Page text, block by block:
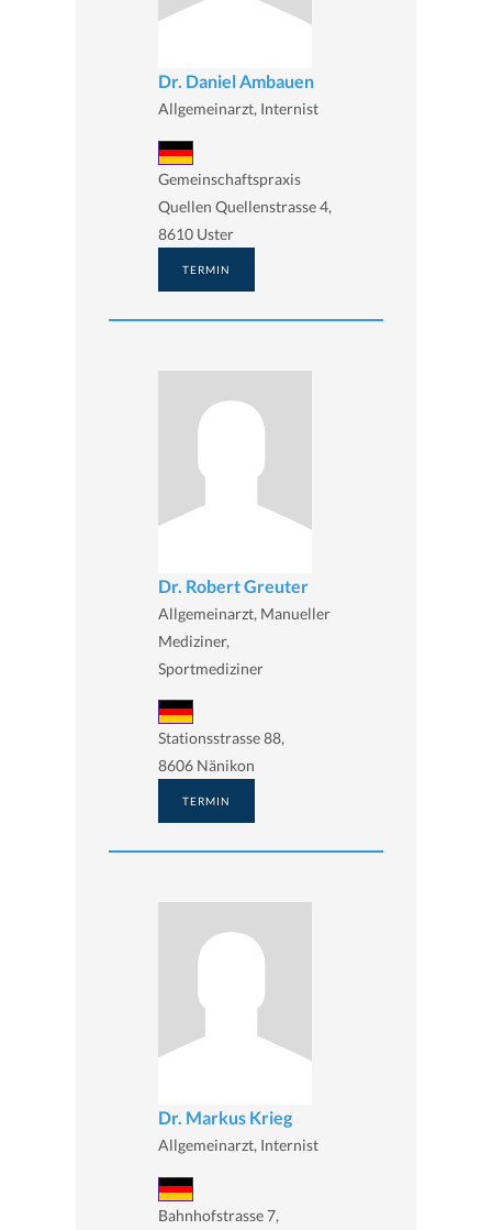
Dr. Daniel Ambauen
Allgemeinarzt, Internist
Gemeinschaftspraxis
Quellen Quellenstrasse 4,
8610 Uster
TERMIN
Dr. Robert Greuter
Allgemeinarzt, Manueller
Mediziner,
Sportmediziner
Stationsstrasse 88,
8606 Nänikon
TERMIN
Dr. Markus Krieg
Allgemeinarzt, Internist
Bahnhofstrasse 7,